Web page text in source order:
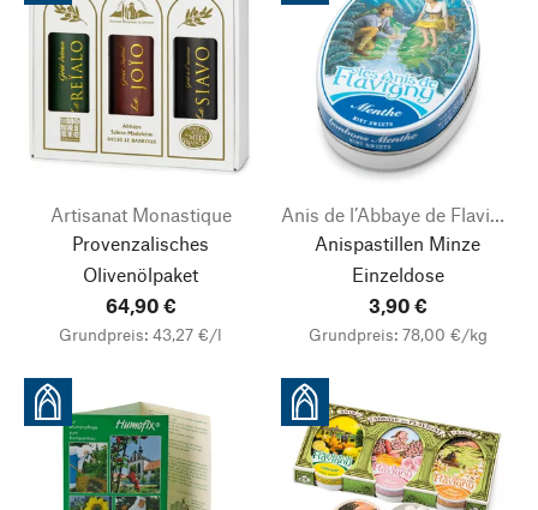
Artisanat Monastique
Provenzalisches
Olivenölpaket
64,90 €
Grundpreis: 43,27 €/l
Anis de l’Abbaye de Flavigny
Anispastillen Minze
Einzeldose
3,90 €
Grundpreis: 78,00 €/kg